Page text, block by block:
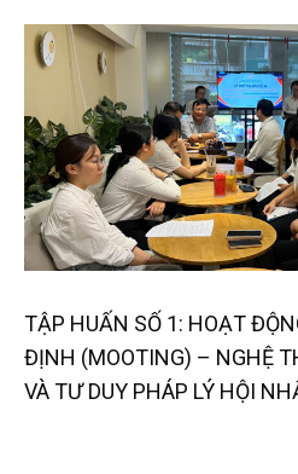
TẬP HUẤN SỐ 1: HOẠT
ĐỊNH (MOOTING) – NGHỆ
VÀ TƯ DUY PHÁP LÝ HỘI